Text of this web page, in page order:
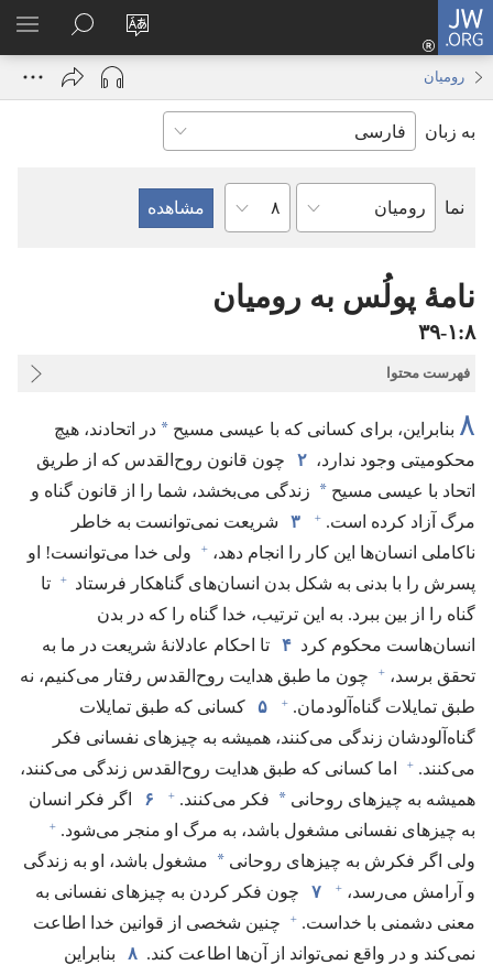
JW.ORG
زبان
سایت
را
ورود
باز
JW.ORG
جستجو
رومیان
به زبان
نما
کتاب
مقدّس
فصل
نامهٔ پولُس به رومیان
۸‏:‏۱‏-‏۳۹
فهرست محتوا
۸ بنابراین،‏ برای کسانی که با عیسی مسیح * در اتحادند،‏ هیچ
محکومیتی وجود ندارد،‏ ۲
چون قانون روح‌القدس که از طریق
اتحاد با عیسی مسیح * زندگی می‌بخشد،‏ شما را از قانون گناه و
مرگ آزاد کرده است.‏ + ۳
شریعت نمی‌توانست به خاطر
ناکاملی انسان‌ها این کار را انجام دهد،‏ +
ولی خدا می‌توانست!‏ او
پسرش را با بدنی به شکل بدن انسان‌های گناهکار فرستاد
+
تا
گناه را از بین ببرد.‏ به این ترتیب،‏ خدا گناه را که در بدن
انسان‌هاست محکوم کرد ۴
تا احکام عادلانهٔ شریعت در ما به
تحقق برسد،‏ +
چون ما طبق هدایت روح‌القدس رفتار می‌کنیم،‏ نه
طبق تمایلات گناه‌آلودمان.‏ + ۵
کسانی که طبق تمایلات
گناه‌آلودشان زندگی می‌کنند،‏ همیشه به چیزهای نفسانی فکر
می‌کنند.‏ +
اما کسانی که طبق هدایت روح‌القدس زندگی می‌کنند،‏
همیشه به چیزهای روحانی * فکر می‌کنند.‏ + ۶
اگر فکر انسان
به چیزهای نفسانی مشغول باشد،‏ به مرگ او منجر می‌شود.‏ +
ولی اگر فکرش به چیزهای روحانی * مشغول باشد،‏ او به زندگی
و آرامش می‌رسد،‏ + ۷
چون فکر کردن به چیزهای نفسانی به
معنی دشمنی با خداست.‏ +
چنین شخصی از قوانین خدا اطاعت
نمی‌کند و در واقع نمی‌تواند از آن‌ها اطاعت کند.‏ ۸
بنابراین